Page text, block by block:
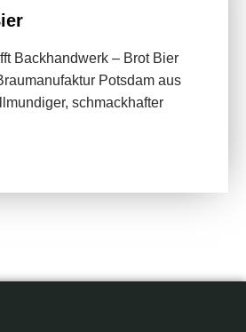
Backhandwerk – Brot Bier
Potsdam aus
schmackhafter